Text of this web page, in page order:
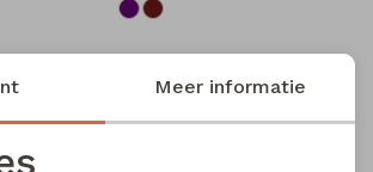
City LifeMeer informatie